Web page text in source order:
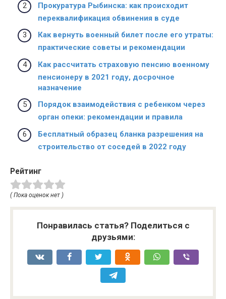
Прокуратура Рыбинска: как происходит
переквалификация обвинения в суде
Как вернуть военный билет после его утраты:
практические советы и рекомендации
Как рассчитать страховую пенсию военному
пенсионеру в 2021 году, досрочное
назначение
Порядок взаимодействия с ребенком через
орган опеки: рекомендации и правила
Бесплатный образец бланка разрешения на
строительство от соседей в 2022 году
Рейтинг
( Пока оценок нет )
Понравилась статья? Поделиться с
друзьями: